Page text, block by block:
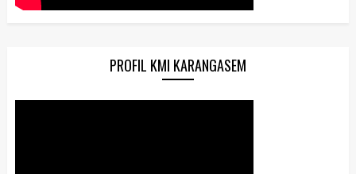
PROFIL KMI KARANGASEM